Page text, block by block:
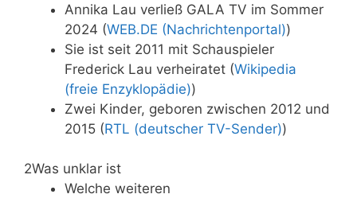
Annika Lau verließ GALA TV im Sommer
2024 (WEB.DE (Nachrichtenportal))
Sie ist seit 2011 mit Schauspieler
Frederick Lau verheiratet (Wikipedia
(freie Enzyklopädie))
Zwei Kinder, geboren zwischen 2012 und
2015 (RTL (deutscher TV-Sender))
2Was unklar ist
Welche weiteren